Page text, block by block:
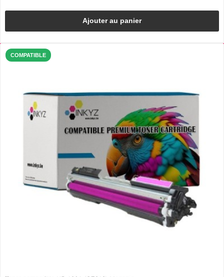
Ajouter au panier
COMPATIBLE